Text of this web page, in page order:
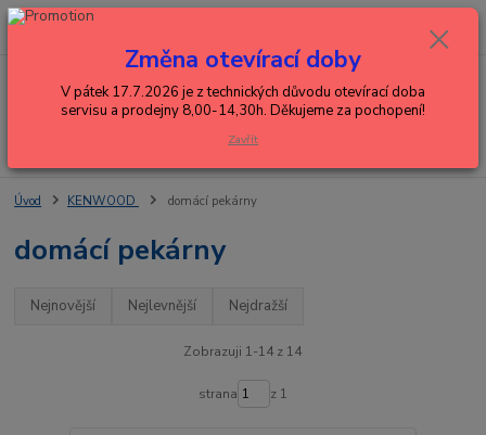
Menu
+420 602 288 130
0,00 Kč
Úvod KENWOOD domácí pekárny
domácí pekárny
Nejnovější Nejlevnější Nejdražší
Zobrazuji 1-14 z 14
strana z 1
Změna otevírací doby
V pátek 17.7.2026 je z technických důvodu otevírací doba
servisu a prodejny 8,00-14,30h. Děkujeme za pochopení!
Zavřít